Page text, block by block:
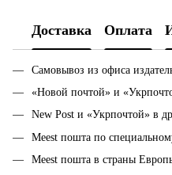
Доставка Оплата
Самовывоз из офиса
«Новой почтой» и
New Post и «Укрпочтой» в
Meest пошта по
Meest пошта в страны